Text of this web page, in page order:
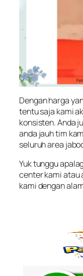
Dengan harga
tentu saja kami
konsisten. Anda
anda jauh tim
seluruh area
Yuk tunggu
center kami atau
kami dengan